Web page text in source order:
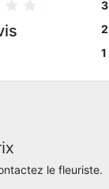
3
2
1
le fleuriste.